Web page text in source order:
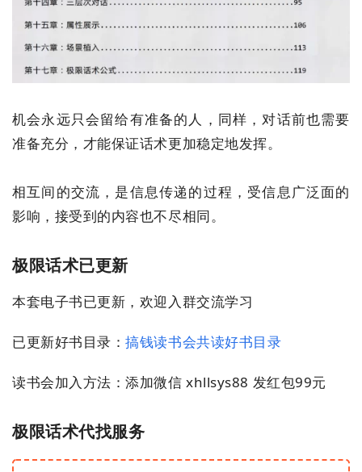
行
快
讯
开
眼
案
坑
南
运
百
机会永远只会留给有准备的人，同样，对话前也需要
准备充分，才能保证话术更加稳定地发挥。
相互间的交流，是信息传递的过程，受信息广泛面的
影响，接受到的内容也不尽相同。
极限话术已更新
本套电子书已更新，欢迎入群交流学习
已更新好书目录：搞钱读书会共读好书目录
读书会加入方法：添加微信 xhllsys88 发红包99元
极限话术代找服务